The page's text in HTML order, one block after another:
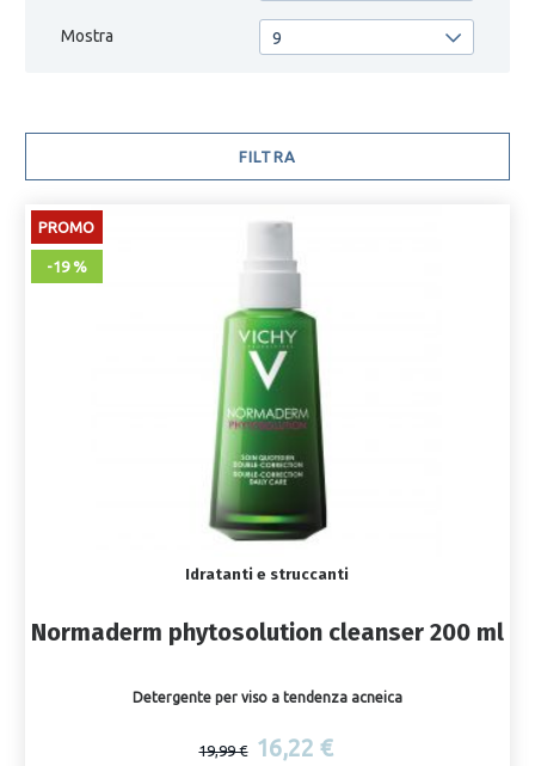
Mostra 9
FILTRA
PROMO
-19 %
Idratanti e struccanti
Normaderm phytosolution cleanser 200 ml
Detergente per viso a tendenza acneica
19,99 € 16,22 €